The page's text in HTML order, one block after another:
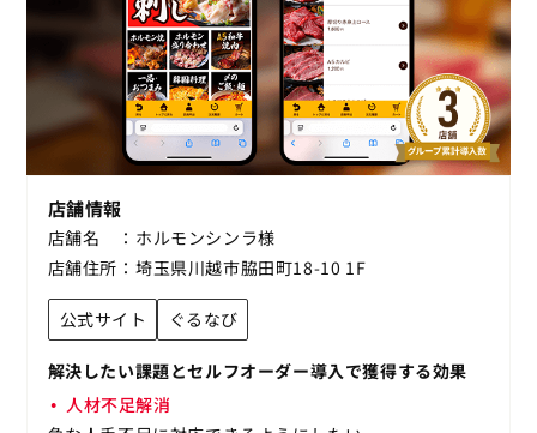
店舗情報
店舗名
ホルモンシンラ様
店舗住所
埼玉県川越市脇田町18-10 1F
公式サイト ぐるなび
解決したい課題とセルフオーダー導入で獲得する効果
人材不足解消